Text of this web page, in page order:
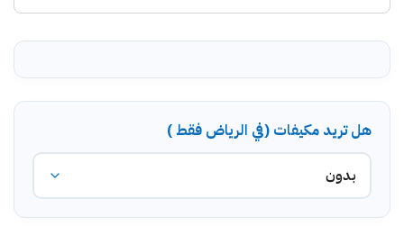
هل تريد مكيفات (في الرياض فقط )